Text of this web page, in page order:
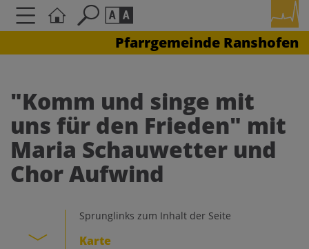
Pfarrgemeinde Ranshofen
Schriftgröße
AAA
Kontrasteinstellungen
"Komm und singe mit
uns für den Frieden" mit
Maria Schauwetter und
Chor Aufwind
Sprunglinks zum Inhalt der Seite
Karte